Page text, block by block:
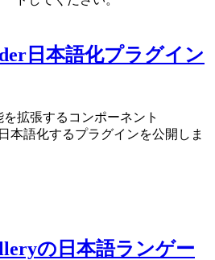
日本語化プラグイン
拡張するコンポーネント
本語化するプラグインを公開しま
の日本語ランゲー